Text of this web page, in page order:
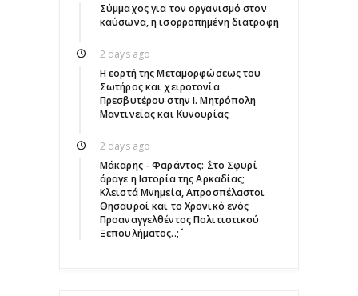
Σύμμαχος για τον οργανισμό στον
καύσωνα, η ισορροπημένη διατροφή
2 days ago
Η εορτή της Μεταμορφώσεως του
Σωτήρος και χειροτονία
Πρεσβυτέρου στην Ι. Μητρόπολη
Μαντινείας και Κυνουρίας
2 days ago
Μάκαρης - Φαράντος: ΄΄Στο Σφυρί
άραγε η Ιστορία της Αρκαδίας;
Κλειστά Μνημεία, Απροσπέλαστοι
Θησαυροί και το Χρονικό ενός
Προαναγγελθέντος Πολιτιστικού
Ξεπουλήματος..;΄΄